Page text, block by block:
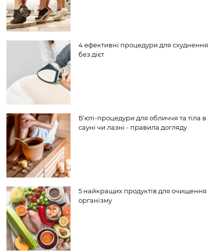
4 ефективні процедури для схуднення
без дієт
Б'юті-процедури для обличчя та тіла в
сауні чи лазні - правила догляду
5 найкращих продуктів для очищення
організму